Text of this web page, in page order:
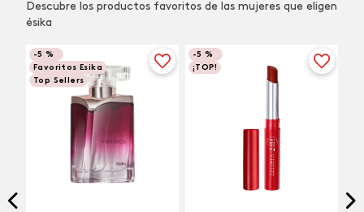
Descubre los productos favoritos de las mujeres que eligen
ésika
-5 %
Favoritos Esika
Top Sellers
-5 %
¡TOP!